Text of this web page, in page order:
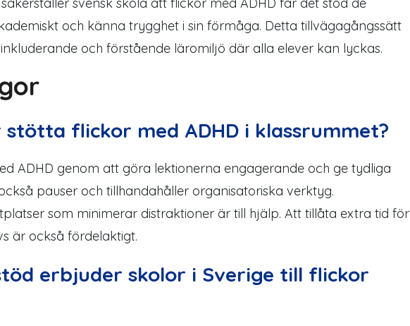
och känna trygghet i sin förmåga. Detta tillvägagångssätt
och förstående läromiljö där alla elever kan lyckas.
stötta flickor med ADHD i klassrummet?
ADHD genom att göra lektionerna engagerande och ge tydliga
pauser och tillhandahåller organisatoriska verktyg.
som minimerar distraktioner är till hjälp. Att tillåta extra tid för
är också fördelaktigt.
erbjuder skolor i Sverige till flickor